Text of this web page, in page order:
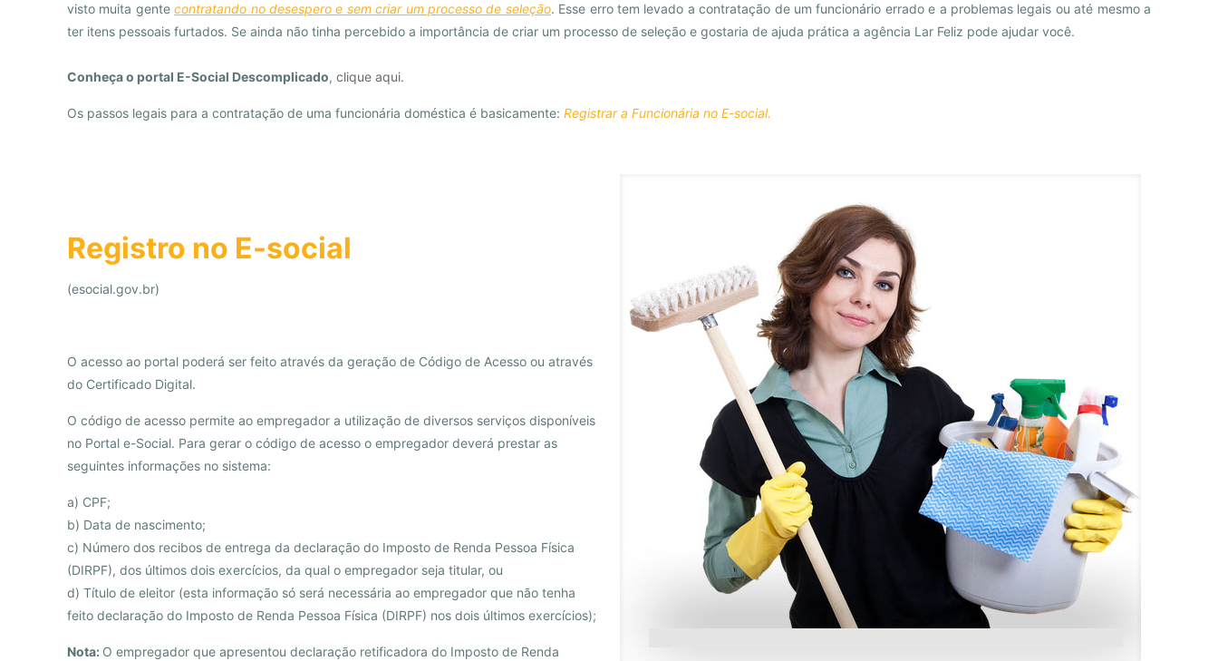
visto muita gentecontratando no desespero e sem criar um processo de seleção. Esse erro tem levado a contratação de um funcionário errado e a problemas legais ou até mesmo a
ter itens pessoais furtados. Se ainda não tinha percebido a importância de criar um processo de seleção e gostaria de ajuda prática a agência Lar Feliz pode ajudar você.
Conheça o portal E-Social Descomplicado, clique aqui.
Os passos legais para a contratação de uma funcionária doméstica é basicamente: Registrar a Funcionária no E-social.
Registro no E-social
(esocial.gov.br)
O acesso ao portal poderá ser feito através da geração de Código de Acesso ou através
do Certificado Digital.
O código de acesso permite ao empregador a utilização de diversos serviços disponíveis
no Portal e-Social. Para gerar o código de acesso o empregador deverá prestar as
seguintes informações no sistema:
a) CPF;
b) Data de nascimento;
c) Número dos recibos de entrega da declaração do Imposto de Renda Pessoa Física
(DIRPF), dos últimos dois exercícios, da qual o empregador seja titular, ou
d) Título de eleitor (esta informação só será necessária ao empregador que não tenha
feito declaração do Imposto de Renda Pessoa Física (DIRPF) nos dois últimos exercícios);
Nota: O empregador que apresentou declaração retificadora do Imposto de Renda